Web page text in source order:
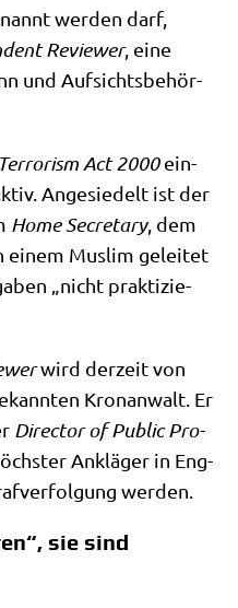
wer­den darf,
Review­er, eine
und Auf­sichts­be­hör­
Ter­ro­rism Act 2000ein­
Ange­sie­delt ist der
Home Secre­ta­ry, dem
einem Mus­lim gelei­tet
„nicht prak­ti­zie­
wird der­zeit von
Kron­an­walt. Er
Direc­tor of Public Pro­
Anklä­ger in Eng­
werden.
sie sind